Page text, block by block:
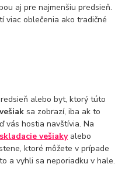
aj pre najmenšiu predsieň.
viac oblečenia ako tradičné
alebo byt, ktorý túto
sa zobrazí, iba ak to
vás hostia navštívia. Na
skladacie vešiakyalebo
ktoré môžete v prípade
a vyhli sa neporiadku v hale.